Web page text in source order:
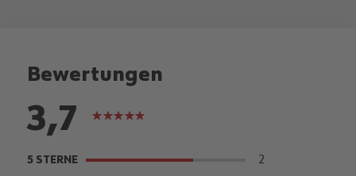
Bewertungen
3,7
Bewertung:
5 STERNE 2